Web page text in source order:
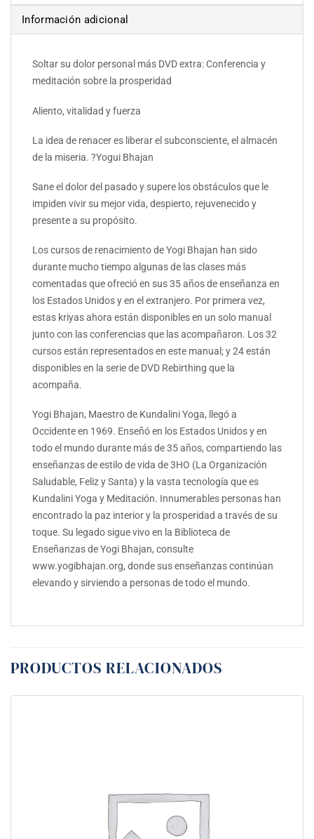
Información adicional
Soltar su dolor personal más DVD extra: Conferencia y
meditación sobre la prosperidad
Aliento, vitalidad y fuerza
La idea de renacer es liberar el subconsciente, el almacén
de la miseria. ?Yogui Bhajan
Sane el dolor del pasado y supere los obstáculos que le
impiden vivir su mejor vida, despierto, rejuvenecido y
presente a su propósito.
Los cursos de renacimiento de Yogi Bhajan han sido
durante mucho tiempo algunas de las clases más
comentadas que ofreció en sus 35 años de enseñanza en
los Estados Unidos y en el extranjero. Por primera vez,
estas kriyas ahora están disponibles en un solo manual
junto con las conferencias que las acompañaron. Los 32
cursos están representados en este manual; y 24 están
disponibles en la serie de DVD Rebirthing que la
acompaña.
Yogi Bhajan, Maestro de Kundalini Yoga, llegó a
Occidente en 1969. Enseñó en los Estados Unidos y en
todo el mundo durante más de 35 años, compartiendo las
enseñanzas de estilo de vida de 3HO (La Organización
Saludable, Feliz y Santa) y la vasta tecnología que es
Kundalini Yoga y Meditación. Innumerables personas han
encontrado la paz interior y la prosperidad a través de su
toque. Su legado sigue vivo en la Biblioteca de
Enseñanzas de Yogi Bhajan, consulte
www.yogibhajan.org, donde sus enseñanzas continúan
elevando y sirviendo a personas de todo el mundo.
PRODUCTOS RELACIONADOS